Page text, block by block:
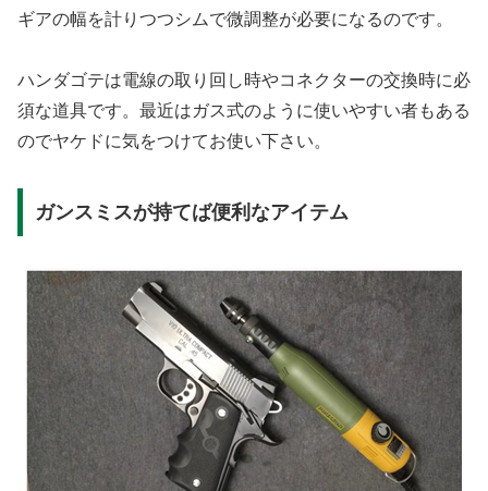
ギアの幅を計りつつシムで微調整が必要になるのです。
ハンダゴテは電線の取り回し時やコネクターの交換時に必
須な道具です。最近はガス式のように使いやすい者もある
のでヤケドに気をつけてお使い下さい。
ガンスミスが持てば便利なアイテム